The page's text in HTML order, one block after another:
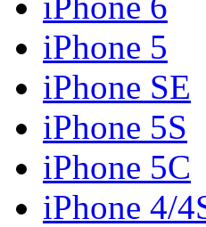
iPhone 5
iPhone SE
iPhone 5S
iPhone 5C
iPhone 4/